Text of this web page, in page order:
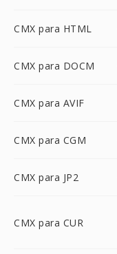
CMX para HTML
CMX para DOCM
CMX para AVIF
CMX para CGM
CMX para JP2
CMX para CUR